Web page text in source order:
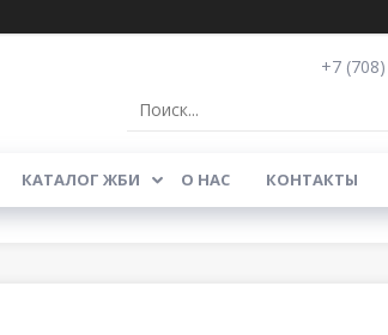
+7
КАТАЛОГ ЖБИ О НАС КОНТАКТЫ